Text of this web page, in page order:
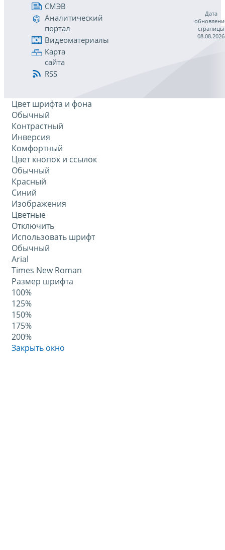
СМЭВ
Аналитический
портал
Видеоматериалы
Карта
сайта
RSS
Дата
страницы
08.08.2026
Цвет шрифта и фона
Обычный
Контрастный
Инверсия
Комфортный
Цвет кнопок и ссылок
Обычный
Красный
Синий
Изображения
Цветные
Отключить
Использовать шрифт
Обычный
Arial
Times New Roman
Размер шрифта
100%
125%
150%
175%
200%
Закрыть окно